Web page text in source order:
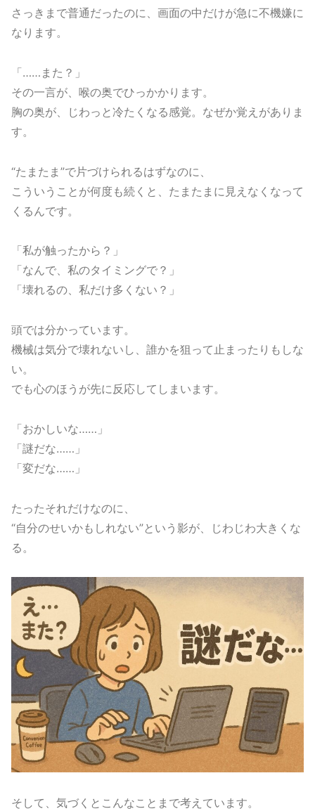
さっきまで普通だったのに、画面の中だけが急に不機嫌に
なります。
「……また？」
その一言が、喉の奥でひっかかります。
胸の奥が、じわっと冷たくなる感覚。なぜか覚えがありま
す。
“たまたま”で片づけられるはずなのに、
こういうことが何度も続くと、たまたまに見えなくなって
くるんです。
「私が触ったから？」
「なんで、私のタイミングで？」
「壊れるの、私だけ多くない？」
頭では分かっています。
機械は気分で壊れないし、誰かを狙って止まったりもしな
い。
でも心のほうが先に反応してしまいます。
「おかしいな……」
「謎だな……」
「変だな……」
たったそれだけなのに、
“自分のせいかもしれない”という影が、じわじわ大きくな
る。
そして、気づくとこんなことまで考えています。